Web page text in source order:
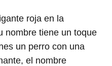
roja en la
nombre tiene un toque
un perro con una
el nombre